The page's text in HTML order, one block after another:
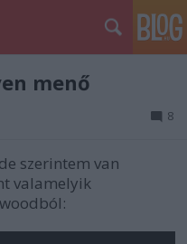
menő
8
szerintem van
valamelyik